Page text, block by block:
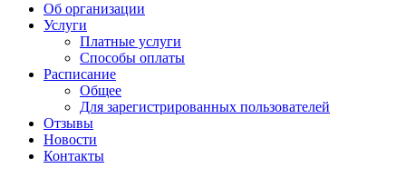
Об организации
Услуги
Платные услуги
Способы оплаты
Расписание
Общее
Для зарегистрированных пользователей
Отзывы
Новости
Контакты